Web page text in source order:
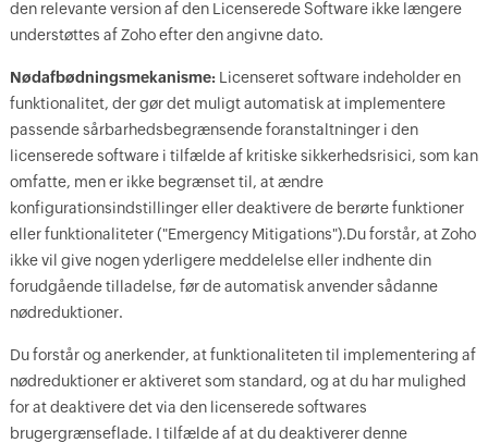
den relevante version af den Licenserede Software ikke længere
understøttes af Zoho efter den angivne dato.
Nødafbødningsmekanisme:Licenseret software indeholder en
funktionalitet, der gør det muligt automatisk at implementere
passende sårbarhedsbegrænsende foranstaltninger i den
licenserede software i tilfælde af kritiske sikkerhedsrisici, som kan
omfatte, men er ikke begrænset til, at ændre
konfigurationsindstillinger eller deaktivere de berørte funktioner
eller funktionaliteter ("Emergency Mitigations").Du forstår, at Zoho
ikke vil give nogen yderligere meddelelse eller indhente din
forudgående tilladelse, før de automatisk anvender sådanne
nødreduktioner.
Du forstår og anerkender, at funktionaliteten til implementering af
nødreduktioner er aktiveret som standard, og at du har mulighed
for at deaktivere det via den licenserede softwares
brugergrænseflade. I tilfælde af at du deaktiverer denne